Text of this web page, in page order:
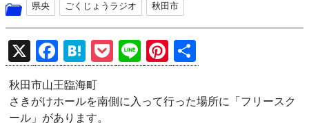
県央 ごくじょうラジオ 秋田市
X
F
a
ce
b
H
at
e
n
P
o
ck
Li
n
e
Pi
nt
er
有
秋田市山王臨海町
さきがけホールを南側に入って行った場所に「フリースク
ール」があります。